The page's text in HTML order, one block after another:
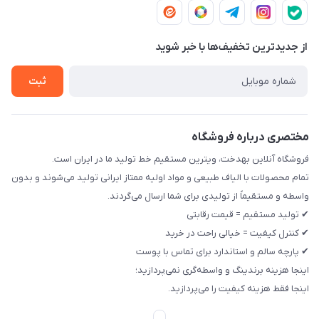
چپ پلاک 12 مجتمع تولیدی رخت بهدخت ایرانیان
تماس با ما
حریم خصوصی
راهنما
از جدید‌ترین تخفیف‌ها با‌ خبر شوید
ثبت
مختصری درباره فروشگاه
فروشگاه آنلاین بهدخت، ویترین مستقیم خط تولید ما در ایران است.
تمام محصولات با الیاف طبیعی و مواد اولیه ممتاز ایرانی تولید می‌شوند و بدون
واسطه و مستقیماً از تولیدی برای شما ارسال می‌گردند.
✔ تولید مستقیم = قیمت رقابتی
✔ کنترل کیفیت = خیالی راحت در خرید
✔ پارچه سالم و استاندارد برای تماس با پوست
اینجا هزینه برندینگ و واسطه‌گری نمی‌پردازید؛
اینجا فقط هزینه کیفیت را می‌پردازید.